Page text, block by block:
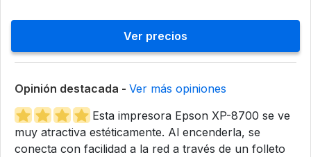
Ver precios
Opinión destacada - Ver más opiniones
Esta impresora Epson XP-8700 se ve
muy atractiva estéticamente. Al encenderla, se
conecta con facilidad a la red a través de un folleto